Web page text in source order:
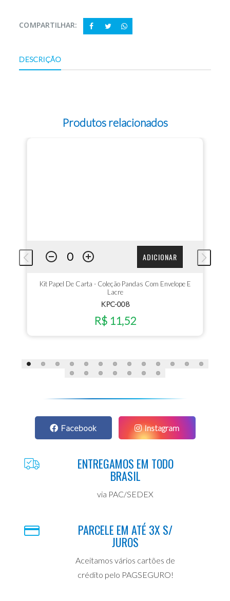
COMPARTILHAR:
DESCRIÇÃO
Produtos relacionados
ADICIONAR
Kit Papel De Carta - Coleção Pandas Com Envelope E
Lacre
KPC-008
R$ 11,52
Facebook Instagram
ENTREGAMOS EM TODO
BRASIL
via PAC/SEDEX
PARCELE EM ATÉ 3X S/
JUROS
Aceitamos vários cartões de
crédito pelo PAGSEGURO!